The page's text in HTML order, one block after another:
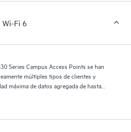
Wi-Fi 6
Series Campus Access Points se han
múltiples tipos de clientes y
máxima de datos agregada de hasta